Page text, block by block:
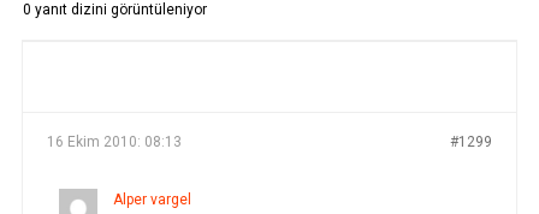
0 yanıt dizini görüntüleniyor
16 Ekim 2010: 08:13 #1299
Alper vargel